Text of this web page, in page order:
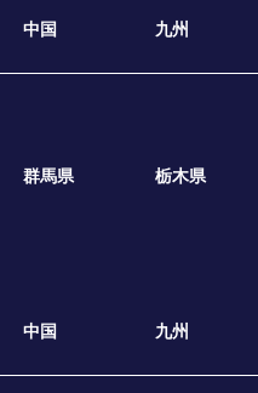
中国 九州
群馬県 栃木県
中国 九州